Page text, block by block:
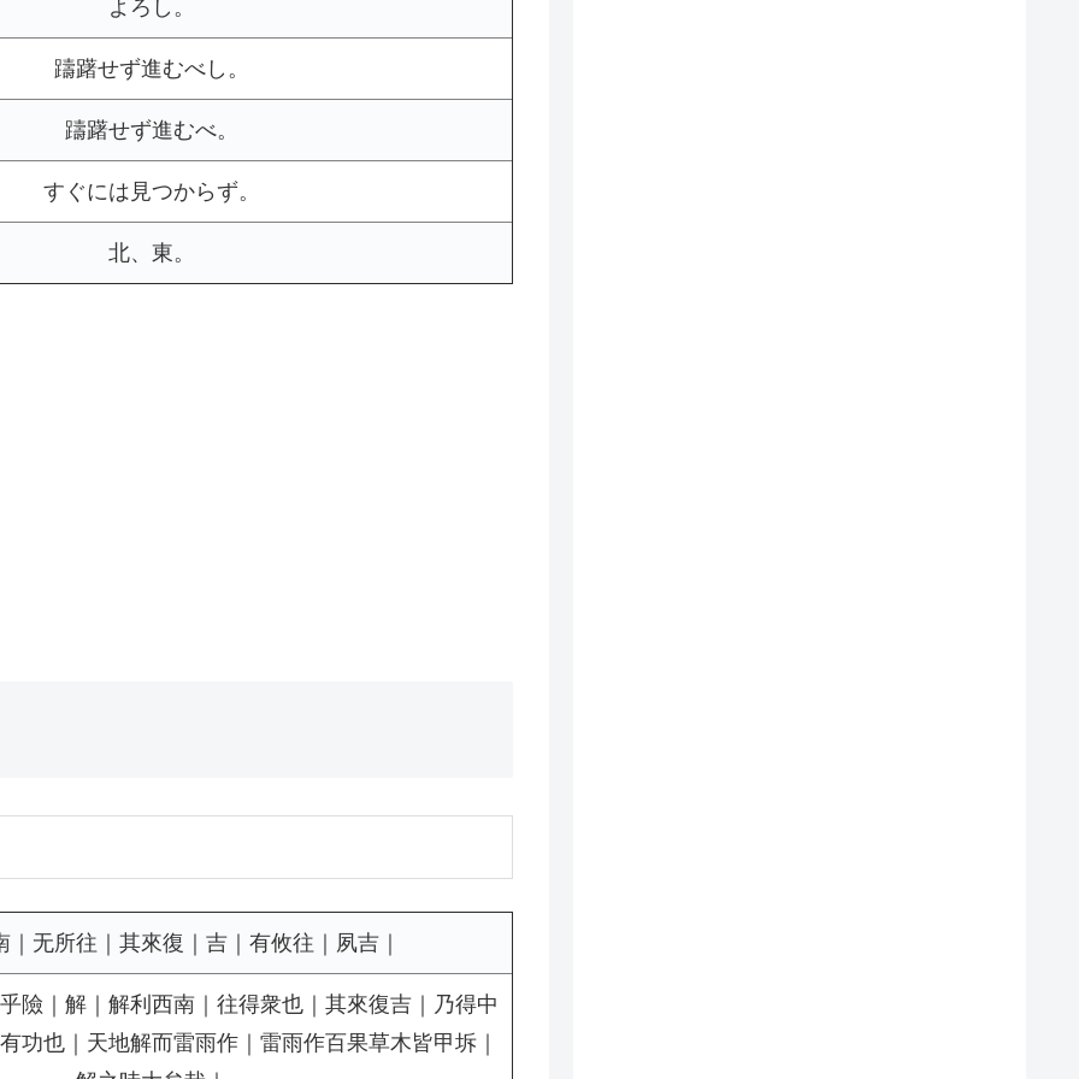
よろし。
躊躇せず進むべし。
躊躇せず進むべ。
すぐには見つからず。
北、東。
｜无所往｜其來復｜吉｜有攸往｜夙吉｜
險｜解｜解利西南｜往得衆也｜其來復吉｜乃得中
功也｜天地解而雷雨作｜雷雨作百果草木皆甲坼｜